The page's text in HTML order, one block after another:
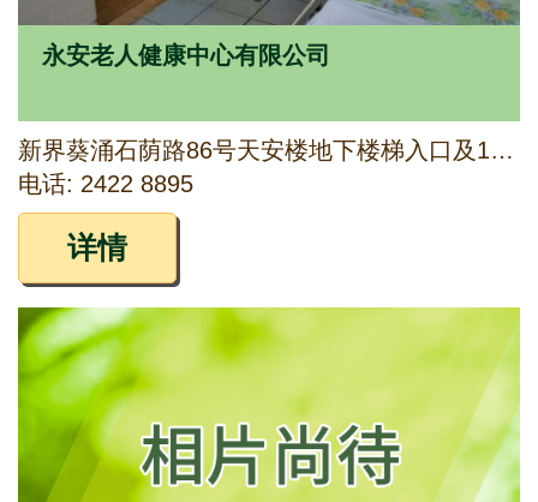
永安老人健康中心有限公司
新界葵涌石荫路86号天安楼地下楼梯入口及1字楼
电话: 2422 8895
详情